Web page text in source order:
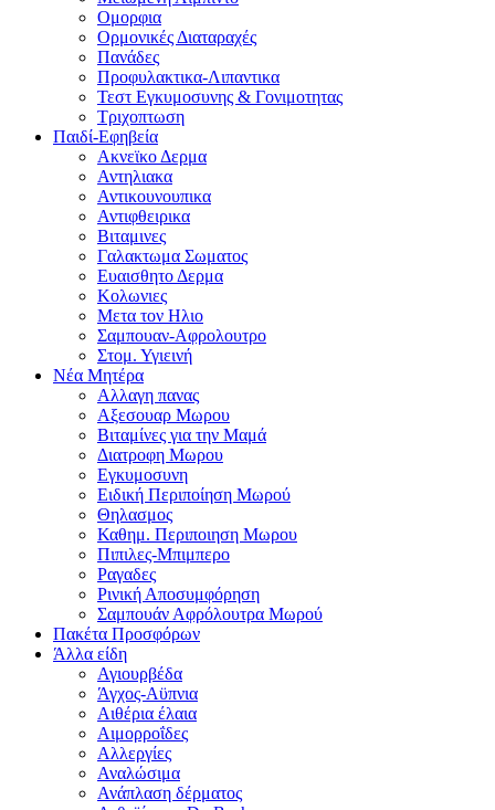
Ομορφια
Ορμονικές Διαταραχές
Πανάδες
Προφυλακτικα-Λιπαντικα
Τεστ Εγκυμοσυνης & Γονιμοτητας
Τριχοπτωση
Παιδί-Εφηβεία
Ακνεϊκο Δερμα
Αντηλιακα
Αντικουνουπικα
Αντιφθειρικα
Βιταμινες
Γαλακτωμα Σωματος
Ευαισθητο Δερμα
Κολωνιες
Μετα τον Ηλιο
Σαμπουαν-Αφρολουτρο
Στομ. Υγιεινή
Νέα Μητέρα
Αλλαγη πανας
Αξεσουαρ Μωρου
Βιταμίνες για την Μαμά
Διατροφη Μωρου
Εγκυμοσυνη
Ειδική Περιποίηση Μωρού
Θηλασμος
Καθημ. Περιποιηση Μωρου
Πιπιλες-Μπιμπερο
Ραγαδες
Ρινική Αποσυμφόρηση
Σαμπουάν Αφρόλουτρα Μωρού
Πακέτα Προσφόρων
Άλλα είδη
Αγιουρβέδα
Άγχος-Αϋπνια
Αιθέρια έλαια
Αιμορροΐδες
Αλλεργίες
Αναλώσιμα
Ανάπλαση δέρματος